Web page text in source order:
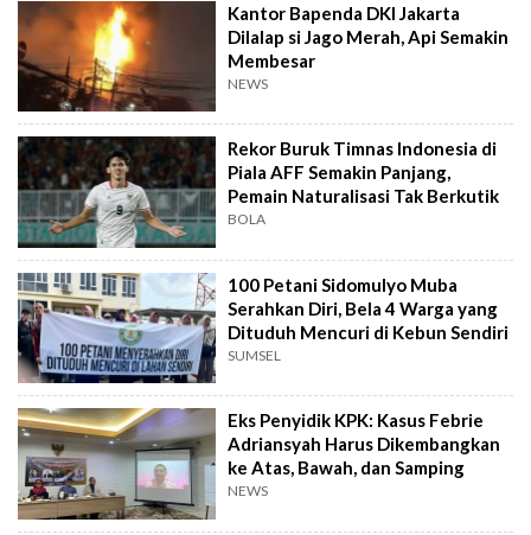
Kantor Bapenda DKI Jakarta
Dilalap si Jago Merah, Api Semakin
Membesar
NEWS
Rekor Buruk Timnas Indonesia di
Piala AFF Semakin Panjang,
Pemain Naturalisasi Tak Berkutik
BOLA
100 Petani Sidomulyo Muba
Serahkan Diri, Bela 4 Warga yang
Dituduh Mencuri di Kebun Sendiri
SUMSEL
Eks Penyidik KPK: Kasus Febrie
Adriansyah Harus Dikembangkan
ke Atas, Bawah, dan Samping
NEWS